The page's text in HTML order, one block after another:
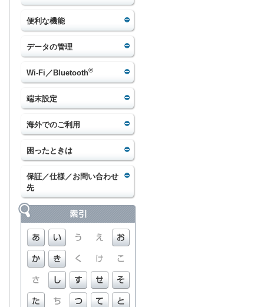
便利な機能
データの管理
Wi-Fi／Bluetooth®
端末設定
海外でのご利用
困ったときは
保証／仕様／お問い合わせ
先